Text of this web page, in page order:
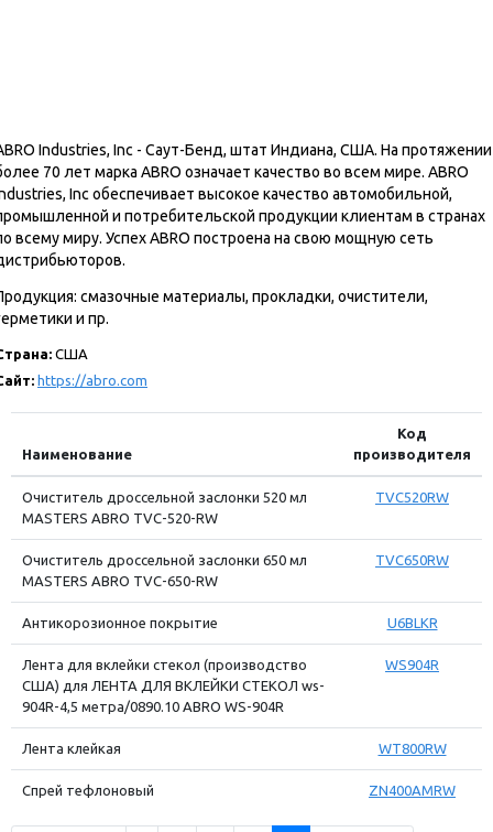
Industries, Inc - Саут-Бенд, штат Индиана, США. На протяжении
70 лет марка ABRO означает качество во всем мире. ABRO
Inc обеспечивает высокое качество автомобильной,
и потребительской продукции клиентам в странах
всему миру. Успех ABRO построена на свою мощную сеть
смазочные материалы, прокладки, очистители,
и пр.
США
https://abro.com
Наименование
Код
производителя
Очиститель дроссельной заслонки 520 мл
MASTERS ABRO TVC-520-RW
TVC520RW
Очиститель дроссельной заслонки 650 мл
MASTERS ABRO TVC-650-RW
TVC650RW
Антикорозионное покрытие U6BLKR
Лента для вклейки стекол (производство
США) для ЛЕНТА ДЛЯ ВКЛЕЙКИ СТЕКОЛ ws-
904R-4,5 метра/0890.10 ABRO WS-904R
WS904R
Лента клейкая WT800RW
Спрей тефлоновый ZN400AMRW